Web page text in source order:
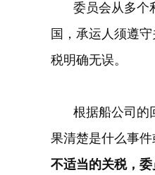
委员会从多个
国，承运人须遵
税明确无误。
根据船公司的
果清楚是什么事
不适当的关税，委